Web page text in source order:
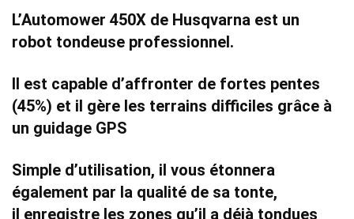
L’Automower 450X de Husqvarna est un
robot tondeuse professionnel.
Il est capable d’affronter de fortes pentes
(45%) et il gère les terrains difficiles grâce à
un guidage GPS
Simple d’utilisation, il vous étonnera
également par la qualité de sa tonte,
il enregistre les zones qu’il a déjà tondues